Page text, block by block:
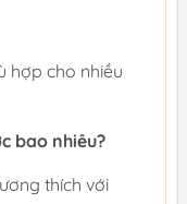
hợp cho nhiều
bao nhiêu?
thích với